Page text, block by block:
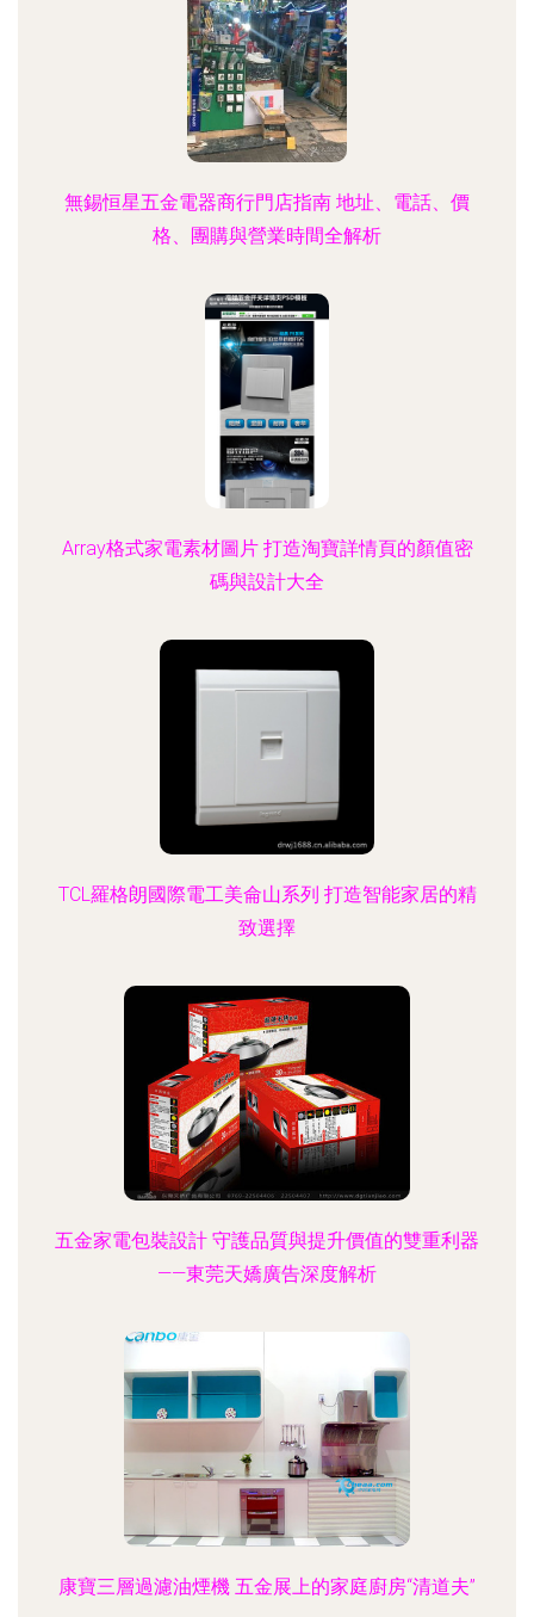
無錫恒星五金電器商行門店指南 地址、電話、價
格、團購與營業時間全解析
Array格式家電素材圖片 打造淘寶詳情頁的顏值密
碼與設計大全
TCL羅格朗國際電工美侖山系列 打造智能家居的精
致選擇
五金家電包裝設計 守護品質與提升價值的雙重利器
——東莞天嬌廣告深度解析
康寶三層過濾油煙機 五金展上的家庭廚房“清道夫”